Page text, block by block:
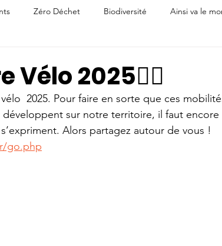
Zéro Déchet Biodiversité Ainsi va le
Vélo 2025🚴‍♀️
2025. Pour faire en sorte que ces
développent sur notre territoire, il faut
Alors partagez autour de vous !
go.php